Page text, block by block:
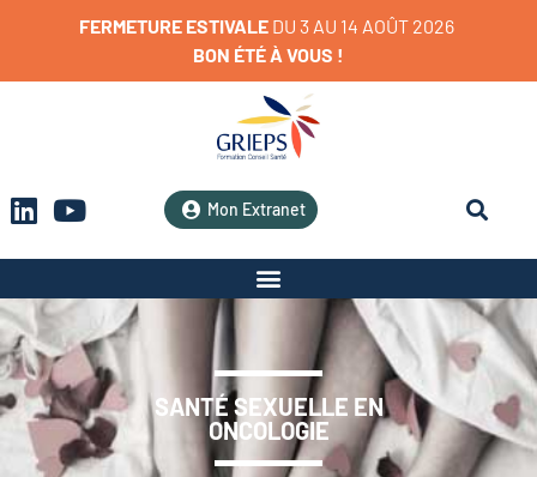
FERMETURE ESTIVALE DU 3 AU 14 AOÛT 2026
BON ÉTÉÀ VOUS !
Mon Extranet
SANTÉ SEXUELLE EN
ONCOLOGIE